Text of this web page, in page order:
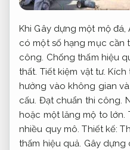
Khi Gây dựng một mộ đá,
có một số hạng mục cần
công. Chống thấm hiệu
thất. Tiết kiệm vật tư. Kích
hưởng vào không gian
cấu. Đạt chuẩn thi công.
hoặc một lăng mộ to lớn.
nhiều quy mô. Thiết kế:
thấm hiệu quả. Gây dựng